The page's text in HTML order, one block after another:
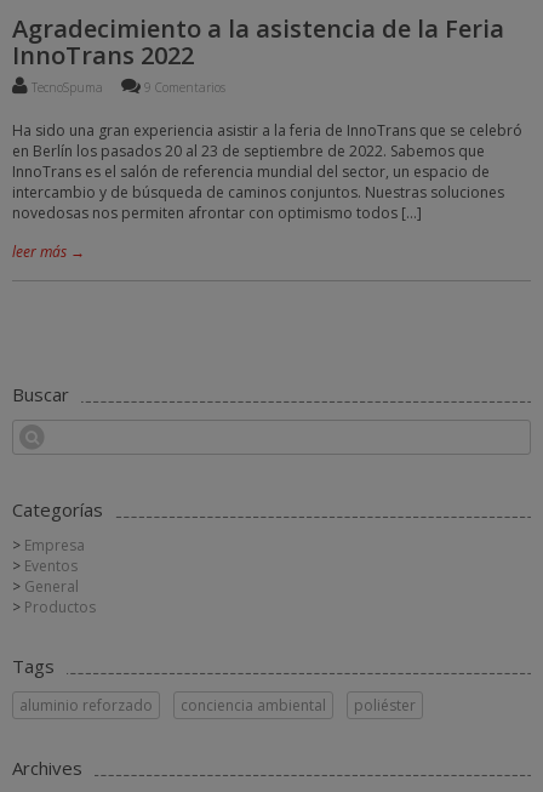
Agradecimiento a la asistencia de la Feria
InnoTrans 2022
TecnoSpuma 9 Comentarios
Ha sido una gran experiencia asistir a la feria de InnoTrans que se celebró
en Berlín los pasados 20 al 23 de septiembre de 2022. Sabemos que
InnoTrans es el salón de referencia mundial del sector, un espacio de
intercambio y de búsqueda de caminos conjuntos. Nuestras soluciones
novedosas nos permiten afrontar con optimismo todos […]
leer más →
Buscar
Categorías
Empresa
Eventos
General
Productos
Tags
aluminio reforzado conciencia ambiental poliéster
Archives